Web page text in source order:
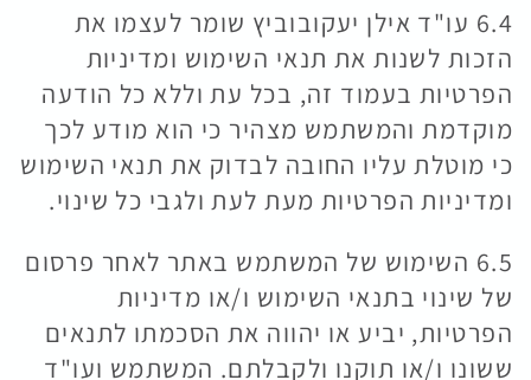
6.4 עו"ד אילן יעקובוביץ שומר לעצמו את
הזכות לשנות את תנאי השימוש ומדיניות
הפרטיות בעמוד זה, בכל עת וללא כל הודעה
מוקדמת והמשתמש מצהיר כי הוא מודע לכך
כי מוטלת עליו החובה לבדוק את תנאי השימוש
ומדיניות הפרטיות מעת לעת ולגבי כל שינוי.
6.5 השימוש של המשתמש באתר לאחר פרסום
של שינוי בתנאי השימוש ו/או מדיניות
הפרטיות, יביע או יהווה את הסכמתו לתנאים
ששונו ו/או תוקנו ולקבלתם. המשתמש ועו"ד